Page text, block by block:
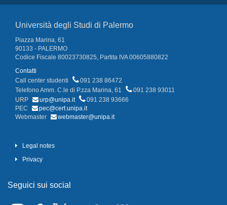
Università degli Studi di Palermo
Piazza Marina, 61
90133 - PALERMO
Codice Fiscale 80023730825, Partita IVA 00605880822
Contatti
Call center studenti
091 238 86472
Telefono Amm. C.le di P.zza Marina, 61
091 238 93011
URP
urp@unipa.it
091 238 93666
PEC
pec@cert.unipa.it
Webmaster
webmaster@unipa.it
Legal notes
Privacy
Seguici sui social